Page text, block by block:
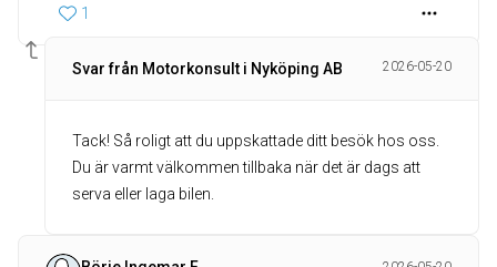
1
Svar från Motorkonsult i Nyköping AB 2026-05-20
Tack! Så roligt att du uppskattade ditt besök hos oss.
Du är varmt välkommen tillbaka när det är dags att
serva eller laga bilen.